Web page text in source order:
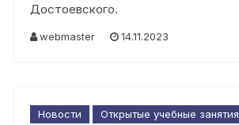
Достоевского.
webmaster 14.11.2023
Новости Открытые учебные занятия